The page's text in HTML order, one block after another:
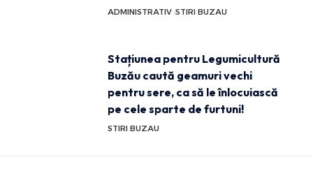
ADMINISTRATIV STIRI BUZAU
Stațiunea pentru Legumicultură
Buzău caută geamuri vechi
pentru sere, ca să le înlocuiască
pe cele sparte de furtuni!
STIRI BUZAU